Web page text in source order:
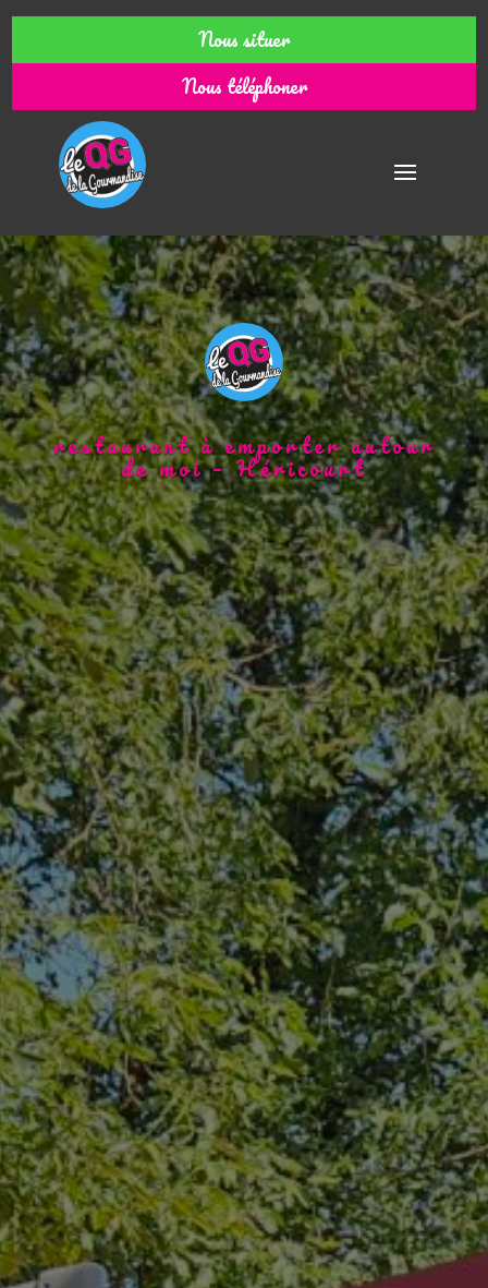
Nous situer
Nous téléphoner
restaurant à emporter autour
de moi – Héricourt